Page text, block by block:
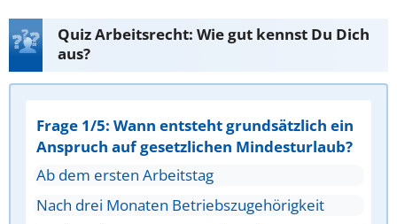
Quiz Arbeitsrecht: Wie gut kennst Du Dich
aus?
Frage 1/5: Wann entsteht grundsätzlich ein
Anspruch auf gesetzlichen Mindesturlaub?
Ab dem ersten Arbeitstag
Nach drei Monaten Betriebszugehörigkeit